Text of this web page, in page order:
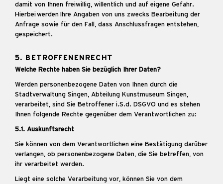
damit von Ihnen freiwillig, willentlich und auf eigene Gefahr.
Hierbei werden Ihre Angaben von uns zwecks Bearbeitung der
Anfrage sowie für den Fall, dass Anschlussfragen entstehen,
gespeichert.
5. BETROFFENENRECHT
Welche Rechte haben Sie bezüglich Ihrer Daten?
Werden personenbezogene Daten von Ihnen durch die
Stadtverwaltung Singen, Abteilung Kunstmuseum Singen,
verarbeitet, sind Sie Betroffener i.S.d. DSGVO und es stehen
Ihnen folgende Rechte gegenüber dem Verantwortlichen zu:
5.1. Auskunftsrecht
Sie können von dem Verantwortlichen eine Bestätigung darüber
verlangen, ob personenbezogene Daten, die Sie betreffen, von
ihr verarbeitet werden.
Liegt eine solche Verarbeitung vor, können Sie von dem